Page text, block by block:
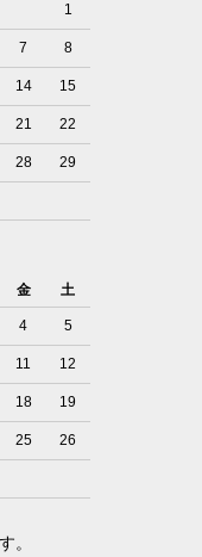
1
7 8
14 15
21 22
28 29
金 土
4 5
11 12
18 19
25 26
。